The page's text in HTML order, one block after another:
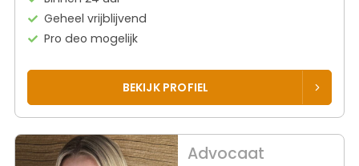
Geheel vrijblijvend
Pro deo mogelijk
BEKIJK PROFIEL
Advocaat